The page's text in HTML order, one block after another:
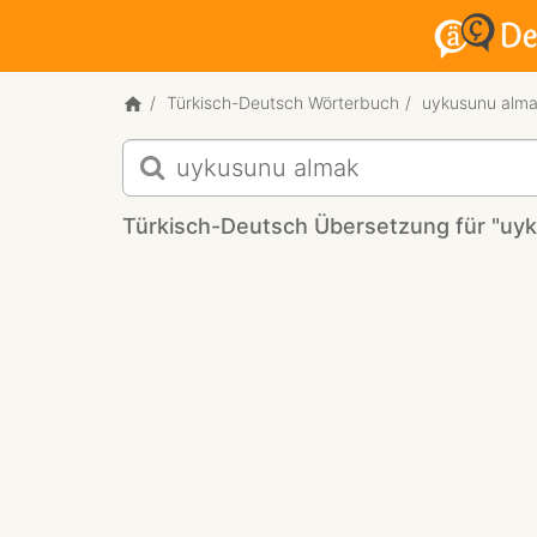
Türkisch-Deutsch Wörterbuch uykusunu
Türkisch-
Deutsch
Übersetzung
für
Türkisch-Deutsch Übersetzung für